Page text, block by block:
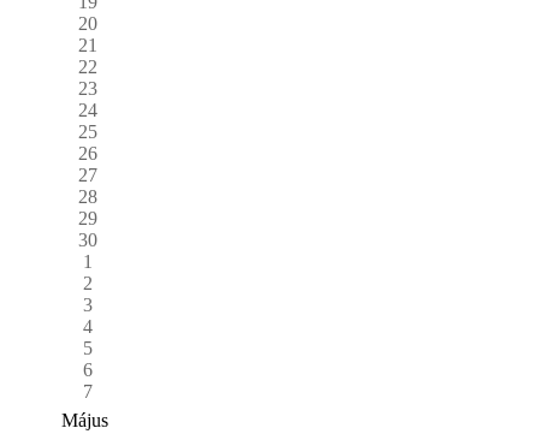
20
21
22
23
24
25
26
27
28
29
30
1
2
3
4
5
6
7
Május